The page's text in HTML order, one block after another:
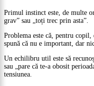
Primul instinct este, de multe
grav” sau „toți trec prin asta”.
Problema este că, pentru copil,
spună că nu e important, dar
Un echilibru util este să
sau „pare că te-a obosit
tensiunea.